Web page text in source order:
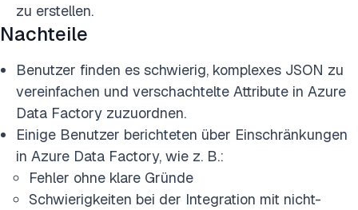
zu erstellen.
Nachteile
Benutzer finden es schwierig, komplexes JSON zu
vereinfachen und verschachtelte Attribute in Azure
Data Factory zuzuordnen.
Einige Benutzer berichteten über Einschränkungen
in Azure Data Factory, wie z. B.:
Fehler ohne klare Gründe
Schwierigkeiten bei der Integration mit nicht-